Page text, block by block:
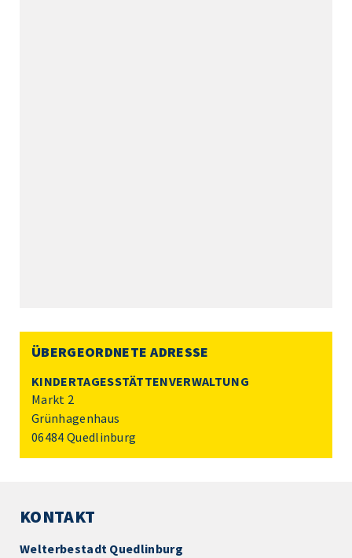
ÜBERGEORDNETE ADRESSE
KINDERTAGESSTÄTTENVERWALTUNG
Markt 2
Grünhagenhaus
06484 Quedlinburg
KONTAKT
Welterbestadt Quedlinburg